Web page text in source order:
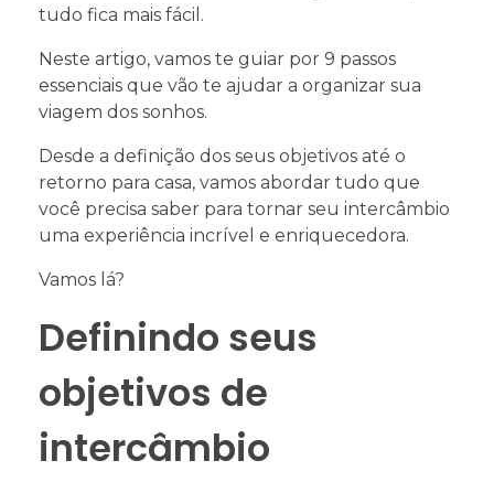
tudo fica mais fácil.
Neste artigo, vamos te guiar por 9 passos
essenciais que vão te ajudar a organizar sua
viagem dos sonhos.
Desde a definição dos seus objetivos até o
retorno para casa, vamos abordar tudo que
você precisa saber para tornar seu intercâmbio
uma experiência incrível e enriquecedora.
Vamos lá?
Definindo seus
objetivos de
intercâmbio